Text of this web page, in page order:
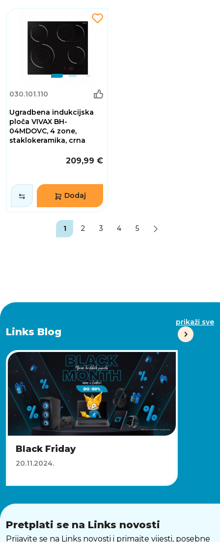
030.101.110
Ugradbena indukcijska
ploča VIVAX BH-
04MDOVC, 4 zone,
staklokeramika, crna
209,99 €
Dodaj
1 2 3 4 5
Links Blog
prikaži sve
Black Friday
20.11.2024.
Pretplati se na Links novosti
Prijavite se na Links novosti i primajte vijesti, posebne